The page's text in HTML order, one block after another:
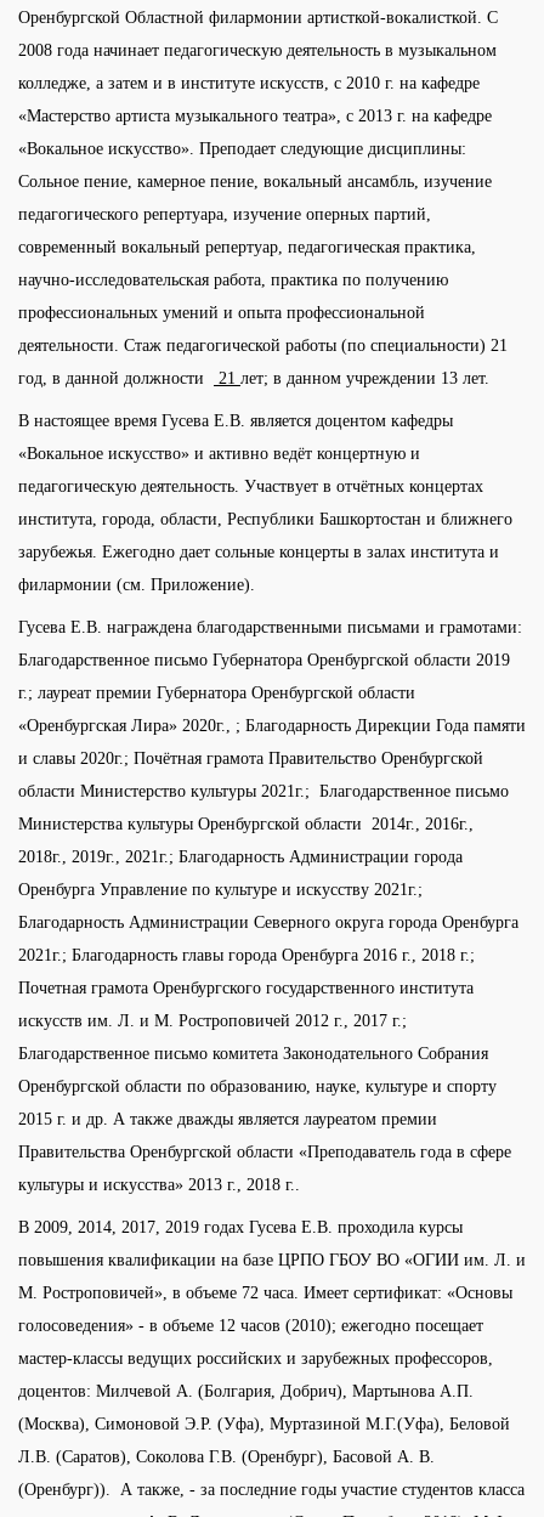
Оренбургской Областной филармонии артисткой-вокалисткой. С
2008 года начинает педагогическую деятельность в музыкальном
колледже, а затем и в институте искусств, с 2010 г. на кафедре
«Мастерство артиста музыкального театра», с 2013 г. на кафедре
«Вокальное искусство». Преподает следующие дисциплины:
Сольное пение, камерное пение, вокальный ансамбль, изучение
педагогического репертуара, изучение оперных партий,
современный вокальный репертуар, педагогическая практика,
научно-исследовательская работа, практика по получению
профессиональных умений и опыта профессиональной
деятельности. Стаж педагогической работы (по специальности) 21
год, в данной должности
21 лет; в данном учреждении 13 лет.
В настоящее время Гусева Е.В. является доцентом кафедры
«Вокальное искусство» и активно ведёт концертную и
педагогическую деятельность. Участвует в отчётных концертах
института, города, области, Республики Башкортостан и ближнего
зарубежья. Ежегодно дает сольные концерты в залах института и
филармонии (см. Приложение).
Гусева Е.В. награждена благодарственными письмами и грамотами:
Благодарственное письмо Губернатора Оренбургской области 2019
г.; лауреат премии Губернатора Оренбургской области
«Оренбургская Лира» 2020г., ; Благодарность Дирекции Года памяти
и славы 2020г.; Почётная грамота Правительство Оренбургской
области Министерство культуры 2021г.; Благодарственное письмо
Министерства культуры Оренбургской области 2014г., 2016г.,
2018г., 2019г., 2021г.; Благодарность Администрации города
Оренбурга Управление по культуре и искусству 2021г.;
Благодарность Администрации Северного округа города Оренбурга
2021г.; Благодарность главы города Оренбурга 2016 г., 2018 г.;
Почетная грамота Оренбургского государственного института
искусств им. Л. и М. Ростроповичей 2012 г., 2017 г.;
Благодарственное письмо комитета Законодательного Собрания
Оренбургской области по образованию, науке, культуре и спорту
2015 г. и др. А также дважды является лауреатом премии
Правительства Оренбургской области «Преподаватель года в сфере
культуры и искусства» 2013 г., 2018 г..
В 2009, 2014, 2017, 2019 годах Гусева Е.В. проходила курсы
повышения квалификации на базе ЦРПО ГБОУ ВО «ОГИИ им. Л. и
М. Ростроповичей», в объеме 72 часа. Имеет сертификат: «Основы
голосоведения» - в объеме 12 часов (2010); ежегодно посещает
мастер-классы ведущих российских и зарубежных профессоров,
доцентов: Милчевой А. (Болгария, Добрич), Мартынова А.П.
(Москва), Симоновой Э.Р. (Уфа), Муртазиной М.Г.(Уфа), Беловой
Л.В. (Саратов), Соколова Г.В. (Оренбург), Басовой А. В.
(Оренбург)). А также, - за последние годы участие студентов класса